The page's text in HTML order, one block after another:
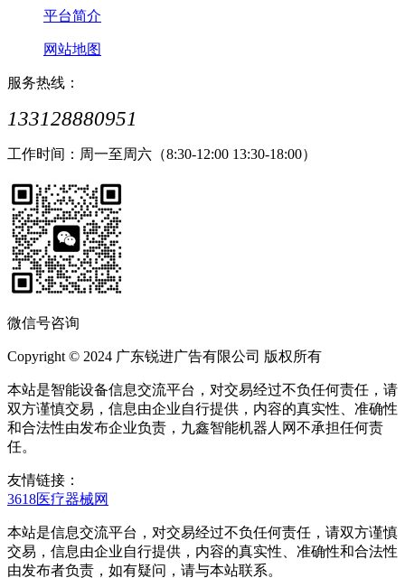
平台简介
网站地图
服务热线：
133128880951
工作时间：周一至周六（8:30-12:00 13:30-18:00）
微信号咨询
Copyright © 2024 广东锐进广告有限公司 版权所有
本站是智能设备信息交流平台，对交易经过不负任何责任，请
双方谨慎交易，信息由企业自行提供，内容的真实性、准确性
和合法性由发布企业负责，九鑫智能机器人网不承担任何责
任。
友情链接：
3618医疗器械网
本站是信息交流平台，对交易经过不负任何责任，请双方谨慎
交易，信息由企业自行提供，内容的真实性、准确性和合法性
由发布者负责，如有疑问，请与本站联系。